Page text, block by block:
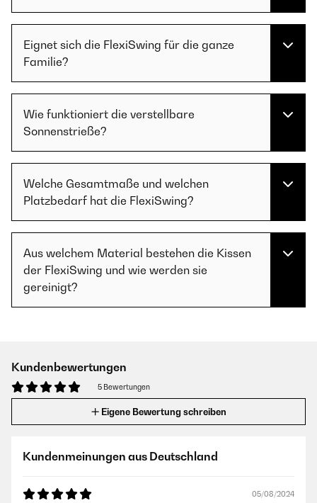
Eignet sich die FlexiSwing für die ganze
Familie?
Wie funktioniert die verstellbare
Sonnenstrieße?
Welche Gesamtmaße und welchen
Platzbedarf hat die FlexiSwing?
Aus welchem Material bestehen die Kissen
der FlexiSwing und wie werden sie
gereinigt?
Kundenbewertungen
5 Bewertungen
Eigene Bewertung schreiben
Kundenmeinungen aus Deutschland
05/08/2024